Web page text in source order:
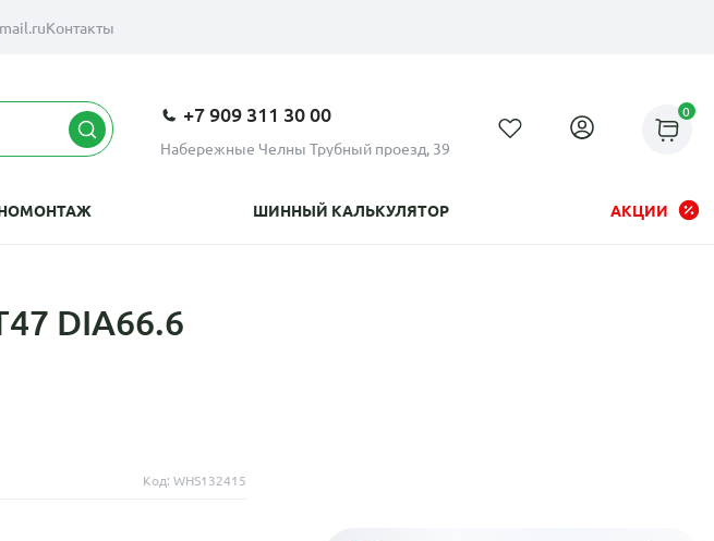
Контакты
+7 909 311 30 00
Набережные Челны Трубный проезд, 39
0
ШИННЫЙ КАЛЬКУЛЯТОР АКЦИИ
DIA66.6
Код: WHS132415